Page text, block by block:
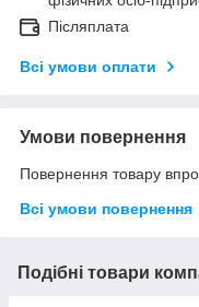
Післяплата
Всі умови оплати
Умови повернення
Повернення товару
Всі умови повернення
Подібні товари